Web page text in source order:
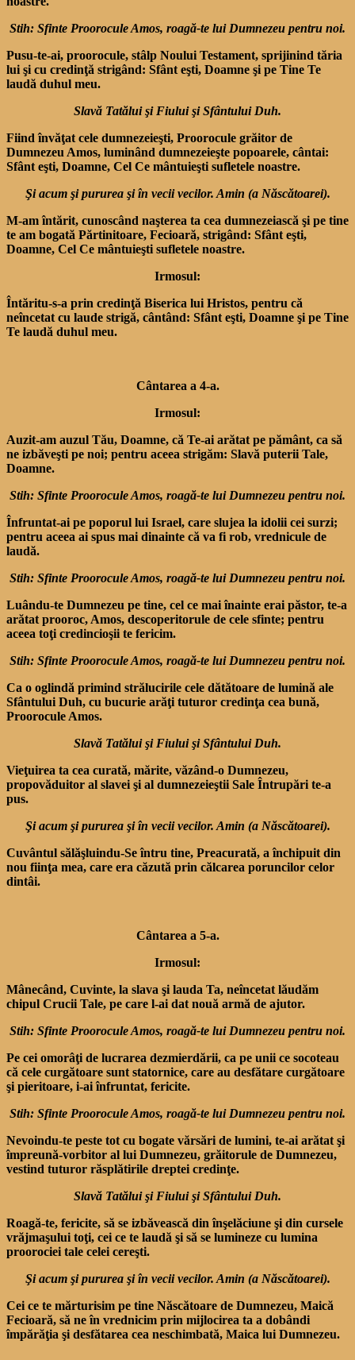
Stih: Sfinte Proorocule Amos, roagă-te lui Dumnezeu pentru noi.
Pusu-te-ai, proorocule, stâlp Noului Testament, sprijinind tăria
lui şi cu credinţă strigând: Sfânt eşti, Doamne şi pe Tine Te
laudă duhul meu.
Slavă Tatălui şi Fiului şi Sfântului Duh.
Fiind învăţat cele dumnezeieşti, Proorocule grăitor de
Dumnezeu Amos, luminând dumnezeieşte popoarele, cântai:
Sfânt eşti, Doamne, Cel Ce mântuieşti sufletele noastre.
Şi acum şi pururea şi în vecii vecilor. Amin (a Născătoarei).
M-am întărit, cunoscând naşterea ta cea dumnezeiască şi pe tine
te am bogată Părtinitoare, Fecioară, strigând: Sfânt eşti,
Doamne, Cel Ce mântuieşti sufletele noastre.
Irmosul:
Întăritu-s-a prin credinţă Biserica lui Hristos, pentru că
neîncetat cu laude strigă, cântând: Sfânt eşti, Doamne şi pe Tine
Te laudă duhul meu.
Cântarea a 4-a.
Irmosul:
Auzit-am auzul Tău, Doamne, că Te-ai arătat pe pământ, ca să
ne izbăveşti pe noi; pentru aceea strigăm: Slavă puterii Tale,
Doamne.
Stih: Sfinte Proorocule Amos, roagă-te lui Dumnezeu pentru noi.
Înfruntat-ai pe poporul lui Israel, care slujea la idolii cei surzi;
pentru aceea ai spus mai dinainte că va fi rob, vrednicule de
laudă.
Stih: Sfinte Proorocule Amos, roagă-te lui Dumnezeu pentru noi.
Luându-te Dumnezeu pe tine, cel ce mai înainte erai păstor, te-a
arătat prooroc, Amos, descoperitorule de cele sfinte; pentru
aceea toţi credincioşii te fericim.
Stih: Sfinte Proorocule Amos, roagă-te lui Dumnezeu pentru noi.
Ca o oglindă primind strălucirile cele dătătoare de lumină ale
Sfântului Duh, cu bucurie arăţi tuturor credinţa cea bună,
Proorocule Amos.
Slavă Tatălui şi Fiului şi Sfântului Duh.
Vieţuirea ta cea curată, mărite, văzând-o Dumnezeu,
propovăduitor al slavei şi al dumnezeieştii Sale Întrupări te-a
pus.
Şi acum şi pururea şi în vecii vecilor. Amin (a Născătoarei).
Cuvântul sălăşluindu-Se întru tine, Preacurată, a închipuit din
nou fiinţa mea, care era căzută prin călcarea poruncilor celor
dintâi.
Cântarea a 5-a.
Irmosul:
Mânecând, Cuvinte, la slava şi lauda Ta, neîncetat lăudăm
chipul Crucii Tale, pe care l-ai dat nouă armă de ajutor.
Stih: Sfinte Proorocule Amos, roagă-te lui Dumnezeu pentru noi.
Pe cei omorâţi de lucrarea dezmierdării, ca pe unii ce socoteau
că cele curgătoare sunt statornice, care au desfătare curgătoare
şi pieritoare, i-ai înfruntat, fericite.
Stih: Sfinte Proorocule Amos, roagă-te lui Dumnezeu pentru noi.
Nevoindu-te peste tot cu bogate vărsări de lumini, te-ai arătat şi
împreună-vorbitor al lui Dumnezeu, grăitorule de Dumnezeu,
vestind tuturor răsplătirile dreptei credinţe.
Slavă Tatălui şi Fiului şi Sfântului Duh.
Roagă-te, fericite, să se izbăvească din înşelăciune şi din cursele
vrăjmaşului toţi, cei ce te laudă şi să se lumineze cu lumina
proorociei tale celei cereşti.
Şi acum şi pururea şi în vecii vecilor. Amin (a Născătoarei).
Cei ce te mărturisim pe tine Născătoare de Dumnezeu, Maică
Fecioară, să ne în vrednicim prin mijlocirea ta a dobândi
împărăţia şi desfătarea cea neschimbată, Maica lui Dumnezeu.